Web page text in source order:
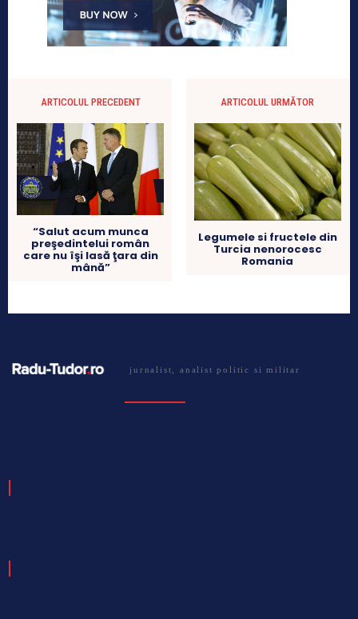
ARTICOLUL PRECEDENT
“Salut acum munca
preşedintelui român
care nu îşi lasă ţara din
mână”
ARTICOLUL URMĂTOR
Legumele si fructele din
Turcia nenorocesc
Romania
jurnalist, analist politic si militar